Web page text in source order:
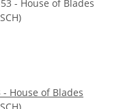
- House of Blades